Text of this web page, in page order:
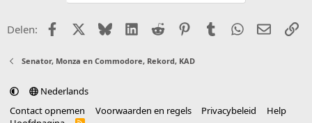
Delen: FacebookX (Twitter)
BlueskyLinkedIn
Reddit PinterestTumblr WhatsApp
E-mail
Senator, Monza en Commodore, Rekord, KAD
Nederlands
Contact opnemen
Voorwaarden en regels Privacybeleid
Help